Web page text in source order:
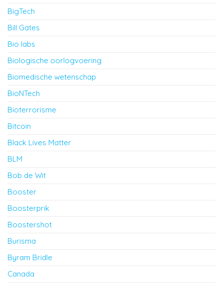
BigTech
Bill Gates
Bio labs
Biologische oorlogvoering
Biomedische wetenschap
BioNTech
Bioterrorisme
Bitcoin
Black Lives Matter
BLM
Bob de Wit
Booster
Boosterprik
Boostershot
Burisma
Byram Bridle
Canada